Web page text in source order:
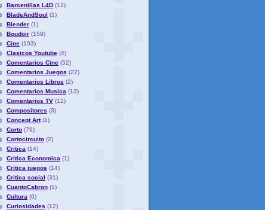
Barcenillas L4D (12)
BladeAndSoul (1)
Blender (1)
Boudoir (159)
Cine (103)
Clasicos Youtube (4)
Comentarios Cine (52)
Comentarios Juegos (27)
Comentarios Libros (2)
Comentarios Musica (13)
Comentarios TV (12)
Compositores (3)
Concept Art (1)
Corto (79)
Cortocircuito (2)
Critica (14)
Critica Economica (1)
Critica juegos (14)
Critica social (31)
CuantoCabron (1)
Cultura (6)
Curiosidades (12)